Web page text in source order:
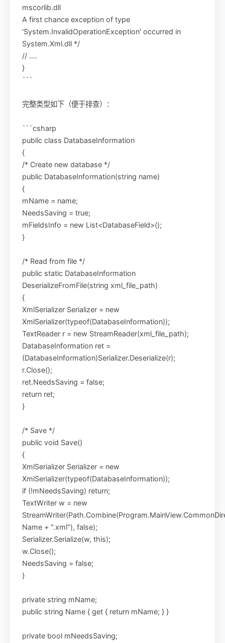
mscorlib.dll
A first chance exception of type
'System.InvalidOperationException' occurred in
System.Xml.dll */
// ....
}
```
完整类型如下（便于排查）：
```csharp
public class DatabaseInformation
{
/* Create new database */
public DatabaseInformation(string name)
{
mName = name;
NeedsSaving = true;
mFieldsInfo = new List<DatabaseField>();
}
/* Read from file */
public static DatabaseInformation
DeserializeFromFile(string xml_file_path)
{
XmlSerializer Serializer = new
XmlSerializer(typeof(DatabaseInformation));
TextReader r = new StreamReader(xml_file_path);
DatabaseInformation ret =
(DatabaseInformation)Serializer.Deserialize(r);
r.Close();
ret.NeedsSaving = false;
return ret;
}
/* Save */
public void Save()
{
XmlSerializer Serializer = new
XmlSerializer(typeof(DatabaseInformation));
if (!mNeedsSaving) return;
TextWriter w = new
Name + ".xml"), false);
Serializer.Serialize(w, this);
w.Close();
NeedsSaving = false;
}
private string mName;
public string Name { get { return mName; } }
private bool mNeedsSaving;